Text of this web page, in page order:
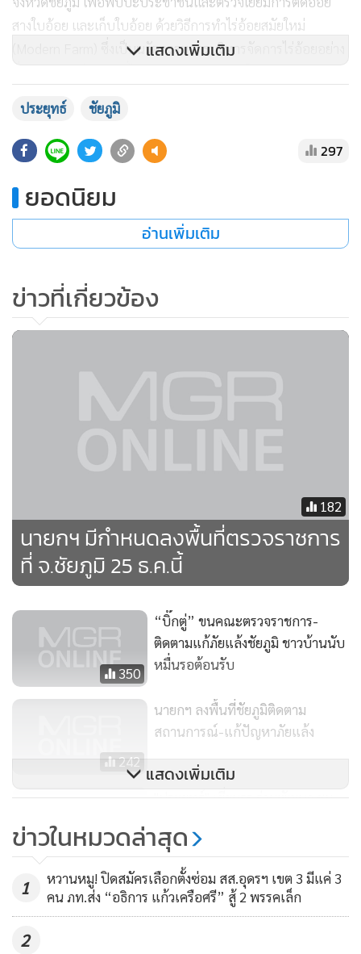
สางใบอ้อย และเก็บใบอ้อย ด้วยวิธีการทำไร่อ้อยสมัยใหม่
(Modern Farm) ซึ่งเป็นนวัตกรรมการบริหารจัดการไร่อ้อยอย่าง
สภาพแวดล้อมของประเทศไทย เสริมประสิทธิภาพในการทำไร่
อ้อยและลดการเผาอ้อยและลดค่า PM2.5 อีกด้วย
ในบ่ายวันเดียวกัน นายกรัฐมนตรีและคณะเดินทางต่อไปยัง
โรงเรียนบ้านภูดิน (มิตรผลอุปภัมภ์) โรงเรียนร่วมพัฒนา
(Partnership School) โดยเยี่ยมชมการเรียนการสอนลักษณะ
การเรียนรู้จากการปฏิบัติ (Active Learning) เยี่ยมชมนิทรรศการ
และการทำมาลัยมะกรูดใบเตย เยี่ยมชมการสาธิตการบังคับหุ่น
ยนต์ (Robotics) โดยเด็กพิเศษ ซึ่งเป็นส่วนหนึ่งของทักษะการ
เขียนโปรแกรม (Coding) ณ ห้อง Learning Center และเยี่ยมชม
ร่วมพัฒนาโรงเรียน พัฒนาศูนย์การเรียนรู้ Learning Center
เพื่อวางรากฐานการศึกษาแก่ลูกหลานชาวไร่พี่น้องเกษตรกรใน
พื้นที่รวมถึงลูกหลานคนในชุมชน ต่อยอดโครงการโรงเรียน
ประชารัฐ โดยพลเอกประยุทธ์ จันทร์โอชา เห็นถึงความสำคัญใน
การให้เยาวชนไทยทุกคน ทุกที่ มีโอกาสในการเข้าถึงการศึกษาที่
มีคุณภาพ ช่วยลดความเหลื่อมล้ำทางการศึกษาตามนโยบายของ
แสดงเพิ่มเติม
ประยุทธ์ ชัยภูมิ
297
ยอดนิยม
อ่านเพิ่มเติม
ข่าวที่เกี่ยวข้อง
182
นายกฯ มีกำหนดลงพื้นที่ตรวจราชการ
ที่ จ.ชัยภูมิ 25 ธ.ค.นี้
350
“บิ๊กตู่” ขนคณะตรวจราชการ-
ติดตามแก้ภัยแล้งชัยภูมิ ชาวบ้านนับ
หมื่นรอต้อนรับ
242
นายกฯ ลงพื้นที่ชัยภูมิติดตาม
สถานการณ์-แก้ปัญหาภัยแล้ง
36
"ประยุทธ์" เยี่ยมรร.ร่วมพัฒนา ชม
แสดงเพิ่มเติม
ข่าวในหมวดล่าสุด
1
หวานหมู! ปิดสมัครเลือกตั้งซ่อม สส.อุดรฯ เขต 3 มีแค่ 3
คน ภท.ส่ง “อธิการ แก้วเครือศรี” สู้ 2 พรรคเล็ก
2